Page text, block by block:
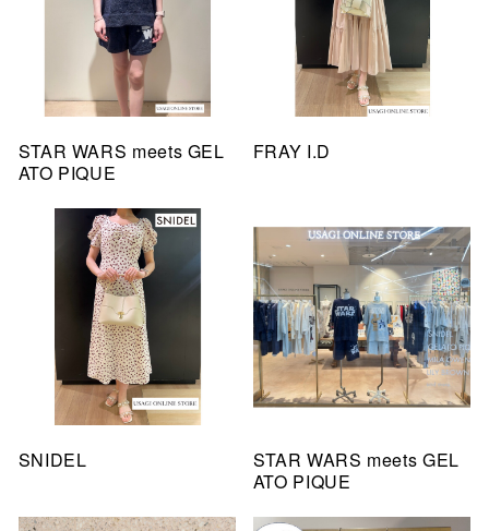
STAR WARS meets GEL
ATO PIQUE
FRAY I.D
SNIDEL
STAR WARS meets GEL
ATO PIQUE